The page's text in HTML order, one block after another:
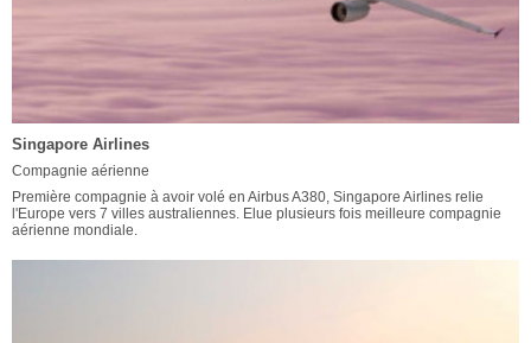
Singapore Airlines
Compagnie aérienne
Première compagnie à avoir volé en Airbus A380, Singapore Airlines relie
l'Europe vers 7 villes australiennes. Elue plusieurs fois meilleure compagnie
aérienne mondiale.